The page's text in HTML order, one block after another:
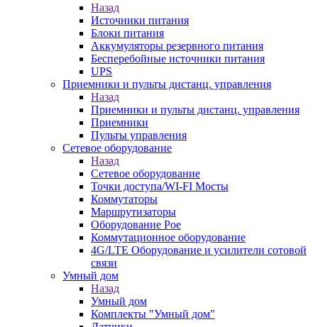
Назад
Источники питания
Блоки питания
Аккумуляторы резервного питания
Бесперебойные источники питания
UPS
Приемники и пульты дистанц. управления
Назад
Приемники и пульты дистанц. управления
Приемники
Пульты управления
Сетевое оборудование
Назад
Сетевое оборудование
Точки доступа/WI-FI Мосты
Коммутаторы
Маршрутизаторы
Оборудование Poe
Коммутационное оборудование
4G/LTE Оборудование и усилители сотовой
связи
Умный дом
Назад
Умный дом
Комплекты "Умный дом"